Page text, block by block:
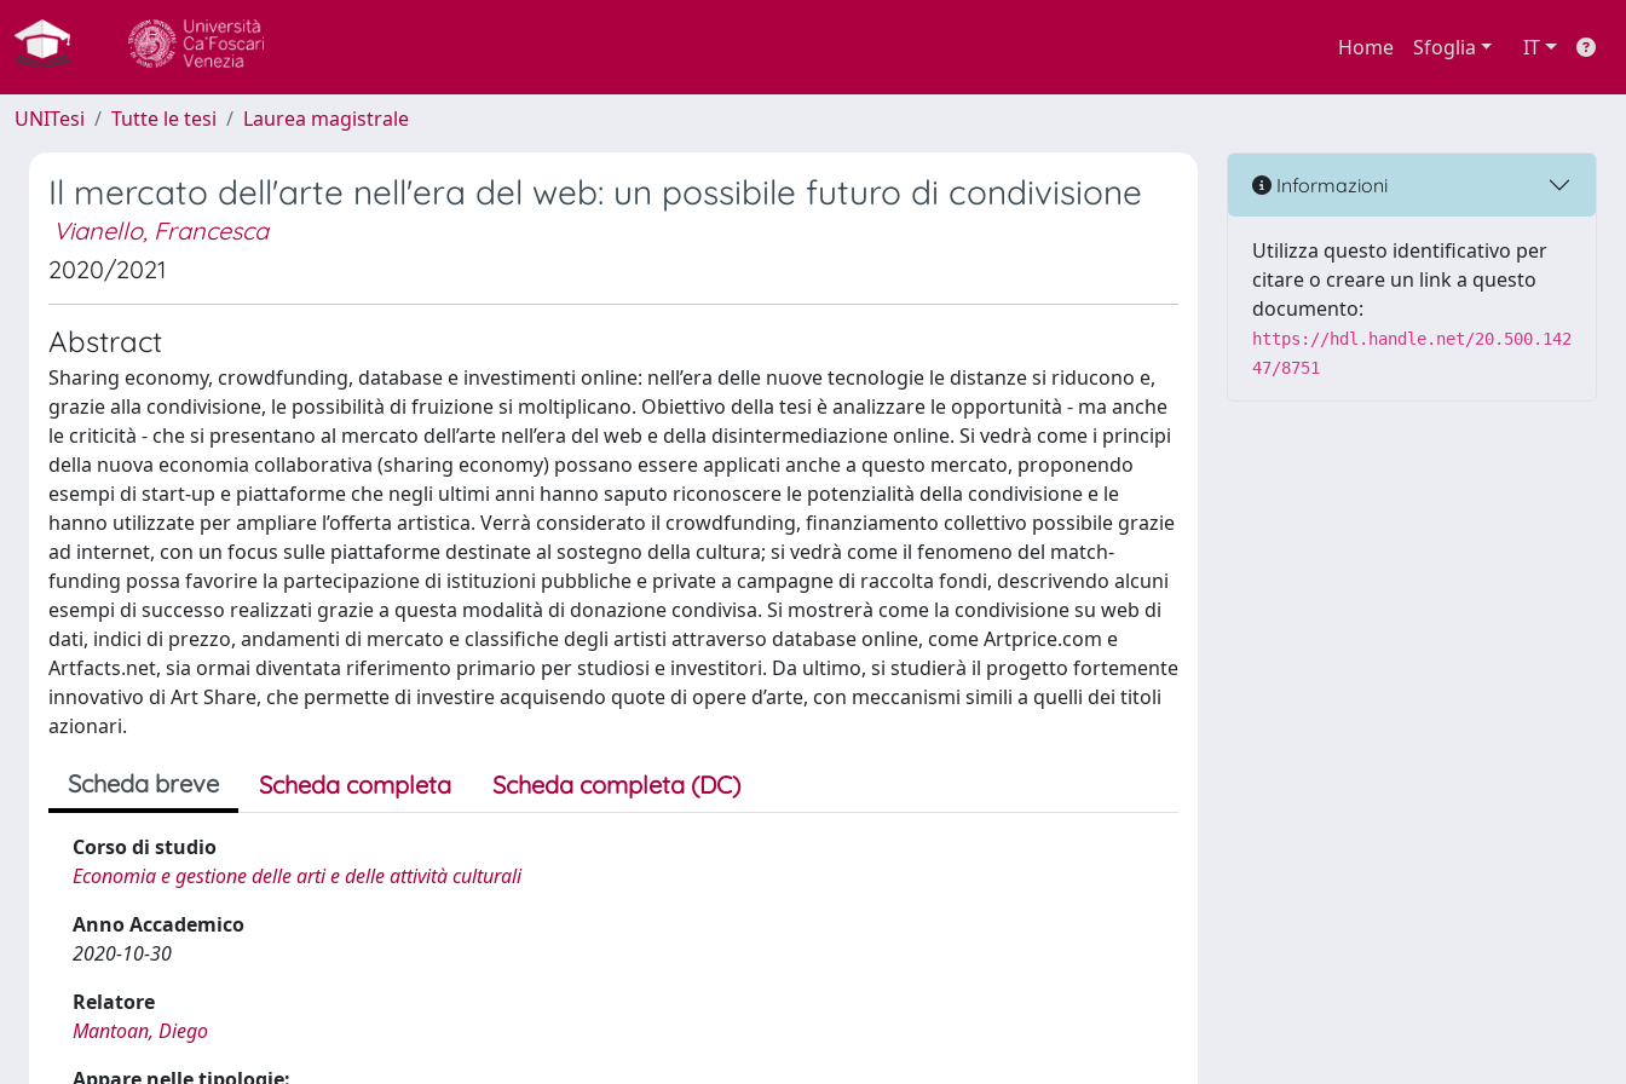
Home Sfoglia IT
UNITesi Tutte le tesi Laurea magistrale
Il mercato dell'arte nell'era del web: un possibile futuro di condivisione
Vianello, Francesca
2020/2021
Abstract
Sharing economy, crowdfunding, database e investimenti online: nell’era delle nuove tecnologie le distanze si riducono e,
grazie alla condivisione, le possibilità di fruizione si moltiplicano. Obiettivo della tesi è analizzare le opportunità - ma anche
le criticità - che si presentano al mercato dell’arte nell’era del web e della disintermediazione online. Si vedrà come i principi
della nuova economia collaborativa (sharing economy) possano essere applicati anche a questo mercato, proponendo
esempi di start-up e piattaforme che negli ultimi anni hanno saputo riconoscere le potenzialità della condivisione e le
hanno utilizzate per ampliare l’offerta artistica. Verrà considerato il crowdfunding, finanziamento collettivo possibile grazie
ad internet, con un focus sulle piattaforme destinate al sostegno della cultura; si vedrà come il fenomeno del match-
funding possa favorire la partecipazione di istituzioni pubbliche e private a campagne di raccolta fondi, descrivendo alcuni
esempi di successo realizzati grazie a questa modalità di donazione condivisa. Si mostrerà come la condivisione su web di
dati, indici di prezzo, andamenti di mercato e classifiche degli artisti attraverso database online, come Artprice.com e
Artfacts.net, sia ormai diventata riferimento primario per studiosi e investitori. Da ultimo, si studierà il progetto fortemente
innovativo di Art Share, che permette di investire acquisendo quote di opere d’arte, con meccanismi simili a quelli dei titoli
azionari.
Scheda breve Scheda completa Scheda completa (DC)
Corso di studio
Economia e gestione delle arti e delle attività culturali
Anno Accademico
2020-10-30
Relatore
Mantoan, Diego
Informazioni
Utilizza questo identificativo per
citare o creare un link a questo
documento:
https://hdl.handle.net/20.500.142
47/8751